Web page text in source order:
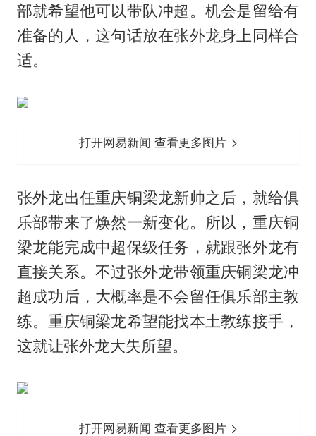
部就希望他可以带队冲超。机会是留给有
准备的人，这句话放在张外龙身上同样合
适。
打开网易新闻 查看更多图片
张外龙出任重庆铜梁龙新帅之后，就给俱
乐部带来了焕然一新变化。所以，重庆铜
梁龙能完成中超保级任务，就跟张外龙有
直接关系。不过张外龙带领重庆铜梁龙冲
超成功后，大概率是不会留任俱乐部主教
练。重庆铜梁龙希望能找本土教练接手，
这就让张外龙大失所望。
打开网易新闻 查看更多图片